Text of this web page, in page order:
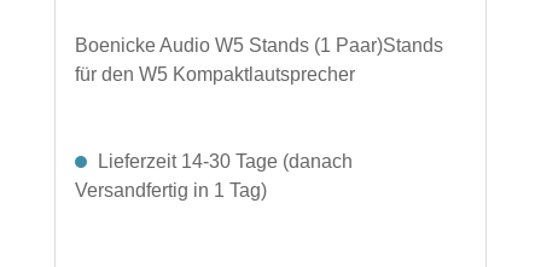
Boenicke Audio W5 Stands (1 Paar)Stands
für den W5 Kompaktlautsprecher
Lieferzeit 14-30 Tage (danach
Versandfertig in 1 Tag)